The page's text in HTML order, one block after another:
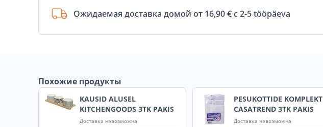
Ожидаемая доставка домой от 16,90 € с 2-5 tööpäeva
Похожие продукты
KAUSID ALUSEL
KITCHENGOODS 3TK PAKIS
Доставка невозможна
PESUKOTTIDE KOMPLEKT
CASATREND 3TK PAKIS
Доставка невозможна